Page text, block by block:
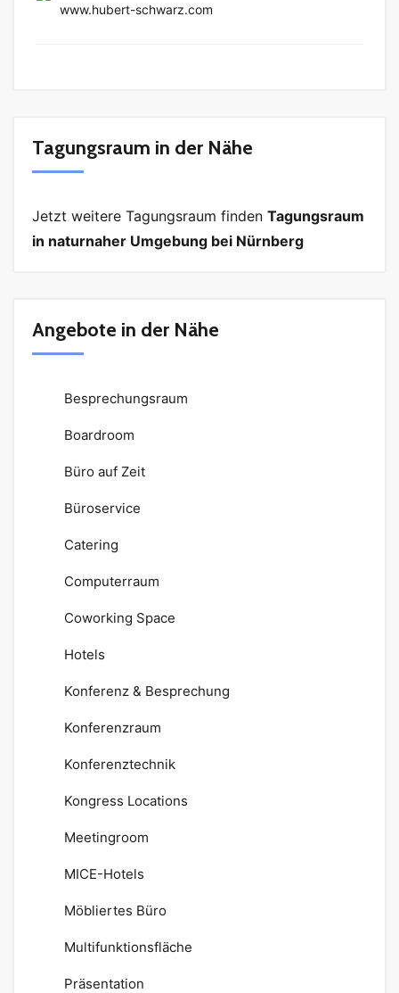
www.hubert-schwarz.com
Tagungsraum in der Nähe
Jetzt weitere Tagungsraum finden Tagungsraum
in naturnaher Umgebung bei Nürnberg
Angebote in der Nähe
Besprechungsraum
Boardroom
Büro auf Zeit
Büroservice
Catering
Computerraum
Coworking Space
Hotels
Konferenz & Besprechung
Konferenzraum
Konferenztechnik
Kongress Locations
Meetingroom
MICE-Hotels
Möbliertes Büro
Multifunktionsfläche
Präsentation